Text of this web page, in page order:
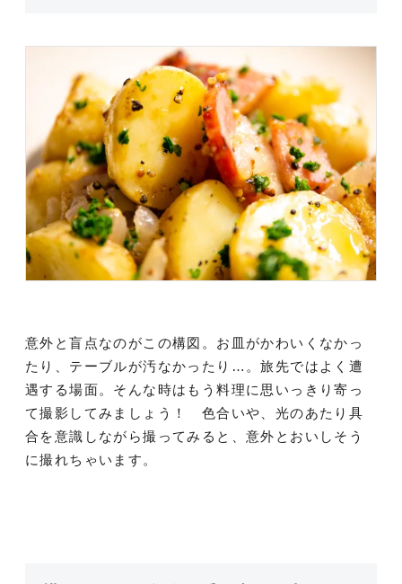
意外と盲点なのがこの構図。お皿がかわいくなかっ
たり、テーブルが汚なかったり…。旅先ではよく遭
遇する場面。そんな時はもう料理に思いっきり寄っ
て撮影してみましょう！ 色合いや、光のあたり具
合を意識しながら撮ってみると、意外とおいしそう
に撮れちゃいます。